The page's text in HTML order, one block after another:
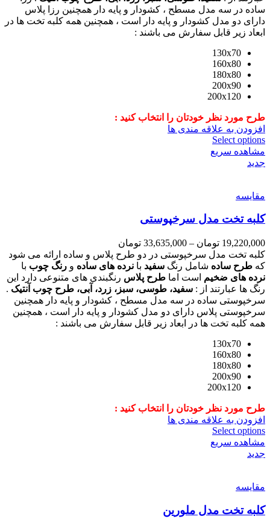
ساده در سه مدل مسطح ، کشودار و پایه دار همچنین رزا پلاس
دارای دو مدل کشودار و پایه دار است ، همچنین همه کلبه تخت ها در
ابعاد زیر قابل سفارش می باشند :
130x70
160x80
180x80
200x90
200x120
طرح مورد نظر خودتان را انتخاب کنید :
افزودن به علاقه مندی ها
Select options
مشاهده سریع
جدید
مقایسه
کلبه تخت مدل سرخپوستی
19,220,000 تومان –
33,635,000 تومان
کلبه تخت مدل سرخپوستی در دو طرح پلاس و ساده ارائه می شود
که طرح ساده شامل رنگ سفید با نرده های ساده و رنگ چوب با
نرده های ضخیم است اما طرح پلاس رنگبندی های متنوعی دارد این
رنگ ها عبارتند از : سفید، طوسی، سبز، زرد، آبی، طرح چوب آنتیک .
سرخپوستی ساده در سه مدل مسطح ، کشودار و پایه دار همچنین
سرخپوستی پلاس دارای دو مدل کشودار و پایه دار است ، همچنین
همه کلبه تخت ها در ابعاد زیر قابل سفارش می باشند :
130x70
160x80
180x80
200x90
200x120
طرح مورد نظر خودتان را انتخاب کنید :
افزودن به علاقه مندی ها
Select options
مشاهده سریع
جدید
مقایسه
کلبه تخت مدل ملورین